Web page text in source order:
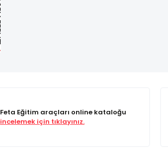
Feta Eğitim araçları online kataloğu
incelemek için tıklayınız.